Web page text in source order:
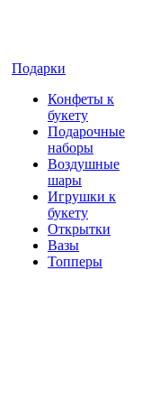
Подарки
Конфеты к
букету
Подарочные
наборы
Воздушные
шары
Игрушки к
букету
Открытки
Вазы
Топперы